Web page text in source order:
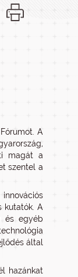
A
magát a
szentel a
kutatók. A
és egyéb
által
hazánkat